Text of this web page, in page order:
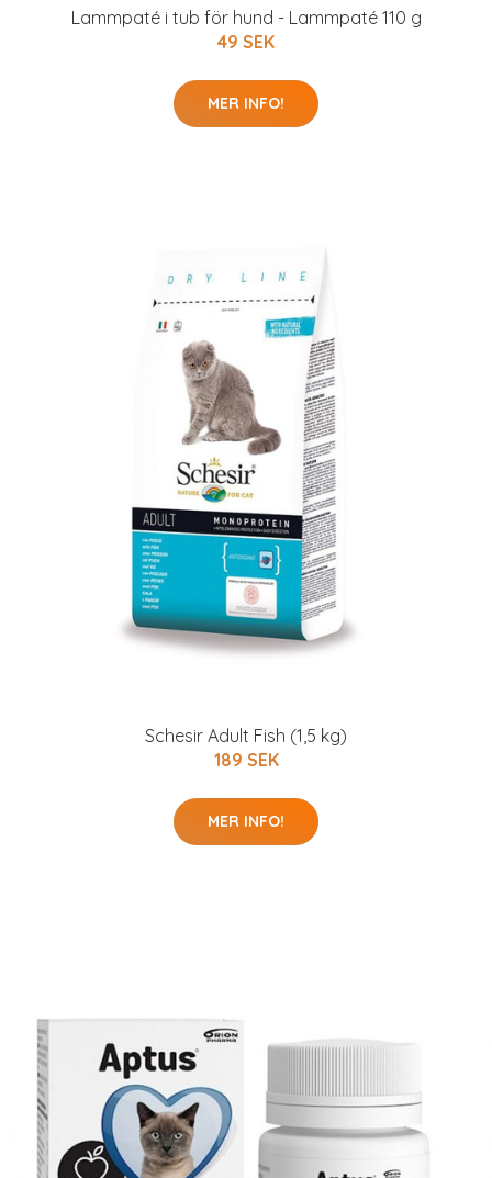
Lammpaté i tub för hund - Lammpaté 110 g
49 SEK
MER INFO!
Schesir Adult Fish (1,5 kg)
189 SEK
MER INFO!